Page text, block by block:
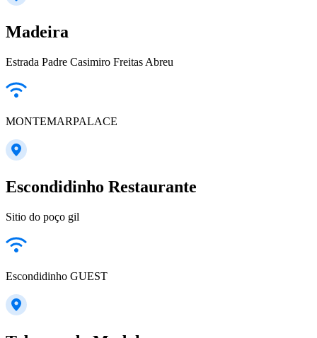
Madeira
Estrada Padre Casimiro Freitas Abreu
MONTEMARPALACE
Escondidinho Restaurante
Sitio do poço gil
Escondidinho GUEST